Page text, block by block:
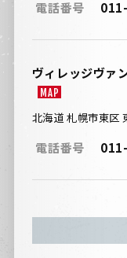
電話番号
ヴィレッジヴァ
MAP
北海道 札幌市東区
電話番号